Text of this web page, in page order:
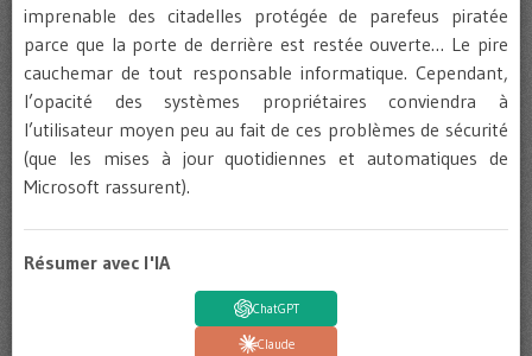
imprenable des citadelles protégée de parefeus piratée
parce que la porte de derrière est restée ouverte… Le pire
cauchemar de tout responsable informatique. Cependant,
l’opacité des systèmes propriétaires conviendra à
l’utilisateur moyen peu au fait de ces problèmes de sécurité
(que les mises à jour quotidiennes et automatiques de
Microsoft rassurent).
Résumer avec l'IA
ChatGPT
Claude